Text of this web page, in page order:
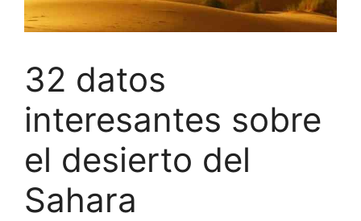
32 datos
interesantes sobre
el desierto del
Sahara